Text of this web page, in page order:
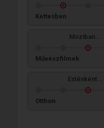
Kettesben
Moziban...
Művészfilmek
Esténként...
Otthon